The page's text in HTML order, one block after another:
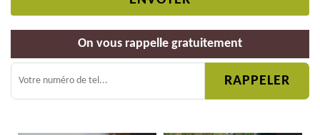
On vous rappelle gratuitement